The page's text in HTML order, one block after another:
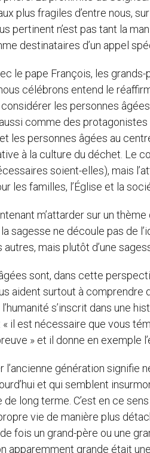
plus fragiles d’entre nous,
pertinent n’est pas tant la
destinataires d’un appel
le pape François, les
célébrons entend le
les personnes
comme des
les personnes âgées au
à la culture du déchet. Le
soient-elles), mais
les familles, l’Église et la
m’attarder sur un
sagesse ne découle pas de
autres, mais plutôt d’une
sont, dans cette
aident surtout à comprendre
l’humanité s’inscrit dans une
il est nécessaire que vous
» et il donne en exemple
l’ancienne génération signifie
et qui semblent
long terme. C’est en ce
vie de manière plus
fois un grand-père ou une
apparemment grande était